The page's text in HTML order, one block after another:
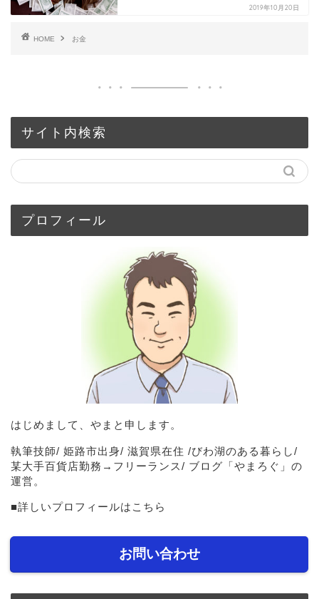
2019年10月20日
HOME お金
サイト内検索
プロフィール
はじめまして、やまと申します。
執筆技師/ 姫路市出身/ 滋賀県在住 /びわ湖のある暮らし/
某大手百貨店勤務→フリーランス/ ブログ「やまろぐ」の
運営。
■詳しいプロフィールはこちら
お問い合わせ